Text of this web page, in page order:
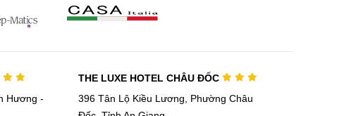
Hương -
THE LUXE HOTEL CHÂU ĐỐC
396 Tân Lộ Kiều Lương, Phường Châu